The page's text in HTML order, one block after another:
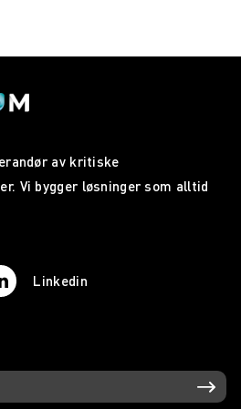
av kritiske
Vi bygger løsninger som alltid
Linkedin